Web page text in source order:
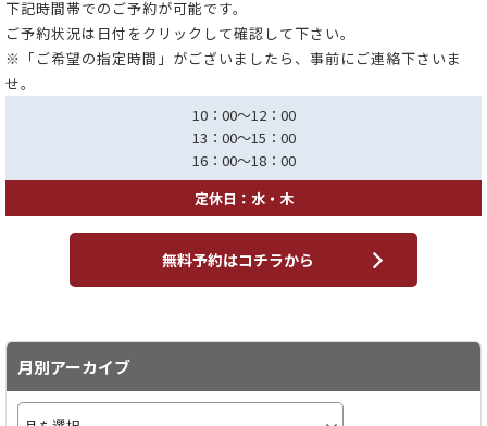
下記時間帯でのご予約が可能です。
ご予約状況は日付をクリックして確認して下さい。
※「ご希望の指定時間」がございましたら、事前にご連絡下さいま
せ。
10：00～12：00
13：00～15：00
16：00～18：00
定休日：水・木
無料予約はコチラから
月別アーカイブ